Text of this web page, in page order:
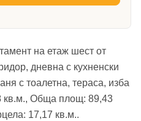
на етаж шест от
дневна с кухненски
с тоалетна, тераса, изба
кв.м., Обща площ: 89,43
17,17 кв.м..